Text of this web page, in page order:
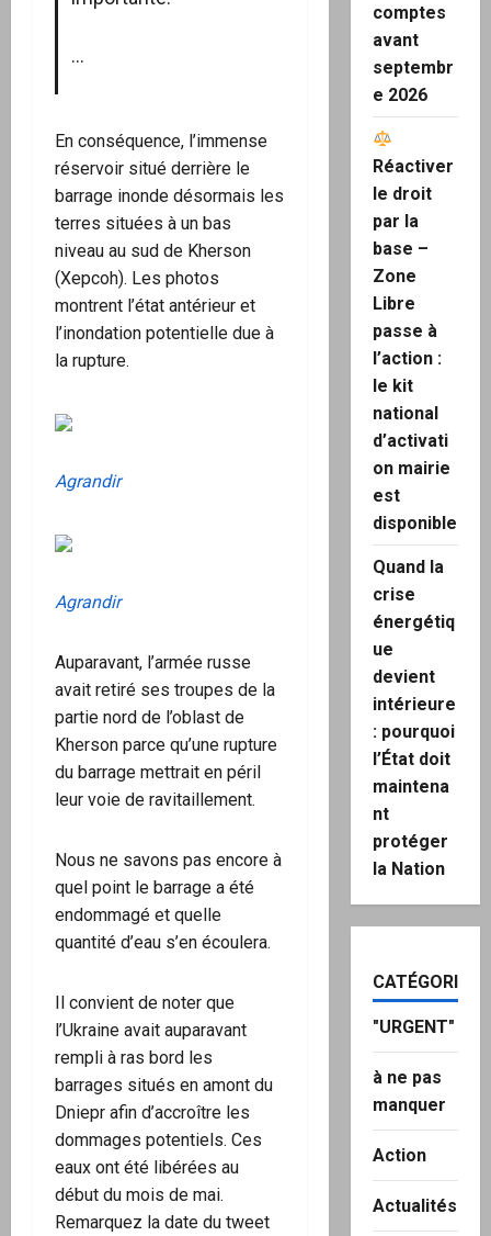
…
En conséquence, l’immense
réservoir situé derrière le
barrage inonde désormais les
terres situées à un bas
niveau au sud de Kherson
(Xepcoh). Les photos
montrent l’état antérieur et
l’inondation potentielle due à
la rupture.
Agrandir
Agrandir
Auparavant, l’armée russe
avait retiré ses troupes de la
partie nord de l’oblast de
Kherson parce qu’une rupture
du barrage mettrait en péril
leur voie de ravitaillement.
Nous ne savons pas encore à
quel point le barrage a été
endommagé et quelle
quantité d’eau s’en écoulera.
Il convient de noter que
l’Ukraine avait auparavant
rempli à ras bord les
barrages situés en amont du
Dniepr afin d’accroître les
dommages potentiels. Ces
eaux ont été libérées au
début du mois de mai.
Remarquez la date du tweet
comptes
avant
septembr
e 2026
Réactiver
le droit
par la
base –
Zone
Libre
passe à
l’action :
le kit
national
d’activati
on mairie
est
disponible
Quand la
crise
énergétiq
ue
devient
intérieure
: pourquoi
l’État doit
maintena
nt
protéger
la Nation
CATÉGORIES
"URGENT"
à ne pas
manquer
Action
Actualités